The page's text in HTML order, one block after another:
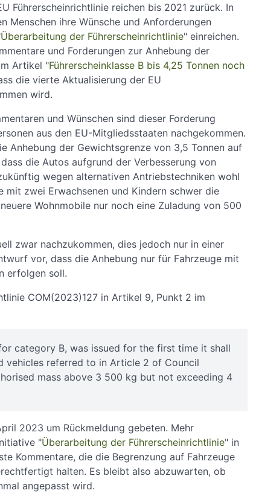
Führerscheinrichtlinie reichen bis 2021 zurück. In
Menschen ihre Wünsche und Anforderungen
Überarbeitung der Führerscheinrichtlinie" einreichen.
und Forderungen zur Anhebung der
Artikel "Führerscheinklasse B bis 4,25 Tonnen noch
die vierte Aktualisierung der EU
wird.
und Wünschen sind dieser Forderung
aus den EU-Mitgliedsstaaten nachgekommen.
Anhebung der Gewichtsgrenze von 3,5 Tonnen auf
die Autos aufgrund der Verbesserung von
wegen alternativen Antriebstechniken wohl
zwei Erwachsenen und Kindern schwer die
Wohnmobile nur noch eine Zuladung von 500
zwar nachzukommen, dies jedoch nur in einer
vor, dass die Anhebung nur für Fahrzeuge mit
erfolgen soll.
COM(2023)127 in Artikel 9, Punkt 2 im
category B, was issued for the first time it shall
referred to in Article 2 of Council
mass above 3 500 kg but not exceeding 4
2023 um Rückmeldung gebeten. Mehr
"Überarbeitung der Führerscheinrichtlinie" in
Kommentare, die die Begrenzung auf Fahrzeuge
halten. Es bleibt also abzuwarten, ob
angepasst wird.